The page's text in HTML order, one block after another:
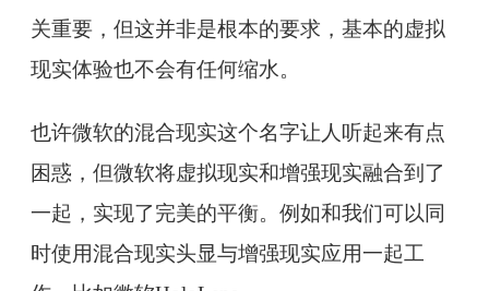
关重要，但这并非是根本的要求，基本的虚拟
现实体验也不会有任何缩水。
也许微软的混合现实这个名字让人听起来有点
困惑，但微软将虚拟现实和增强现实融合到了
一起，实现了完美的平衡。例如和我们可以同
时使用混合现实头显与增强现实应用一起工